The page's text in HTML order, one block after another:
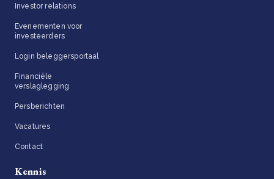
Investor relations
Evenementen voor
investeerders
Login beleggersportaal
Financiële
verslaglegging
Persberichten
Vacatures
Contact
Kennis